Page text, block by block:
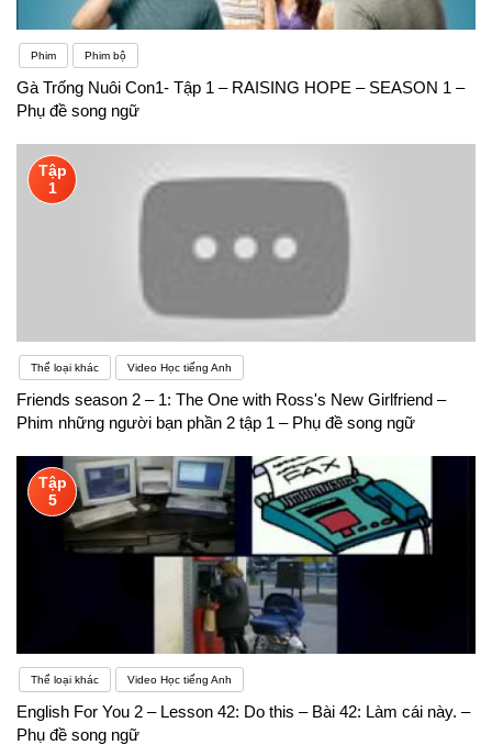
Phim Phim bộ
Gà Trống Nuôi Con1- Tập 1 – RAISING HOPE – SEASON 1 –
Phụ đề song ngữ
Tập
1
Thể loại khác Video Học tiếng Anh
Friends season 2 – 1: The One with Ross's New Girlfriend –
Phim những người bạn phần 2 tập 1 – Phụ đề song ngữ
Tập
5
Thể loại khác Video Học tiếng Anh
English For You 2 – Lesson 42: Do this – Bài 42: Làm cái này. –
Phụ đề song ngữ